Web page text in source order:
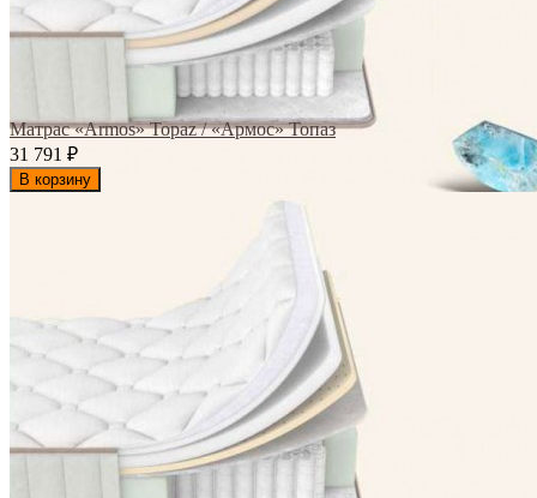
Матрас «Armos» Topaz / «Армос» Топаз
31 791
₽
В корзину